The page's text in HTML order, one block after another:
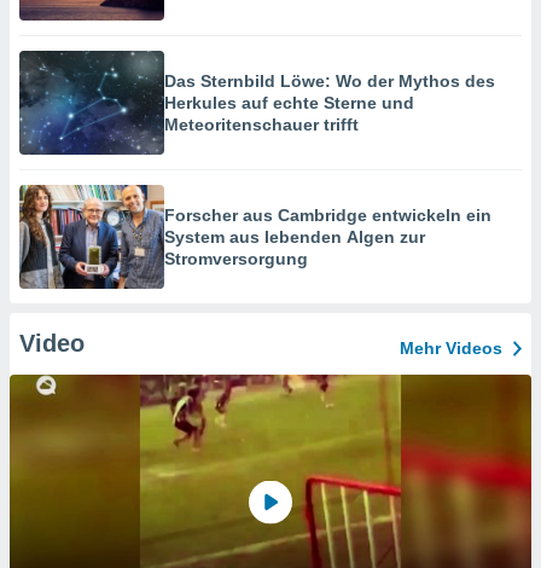
Das Sternbild Löwe: Wo der Mythos des
Herkules auf echte Sterne und
Meteoritenschauer trifft
Forscher aus Cambridge entwickeln ein
System aus lebenden Algen zur
Stromversorgung
Video Mehr Videos